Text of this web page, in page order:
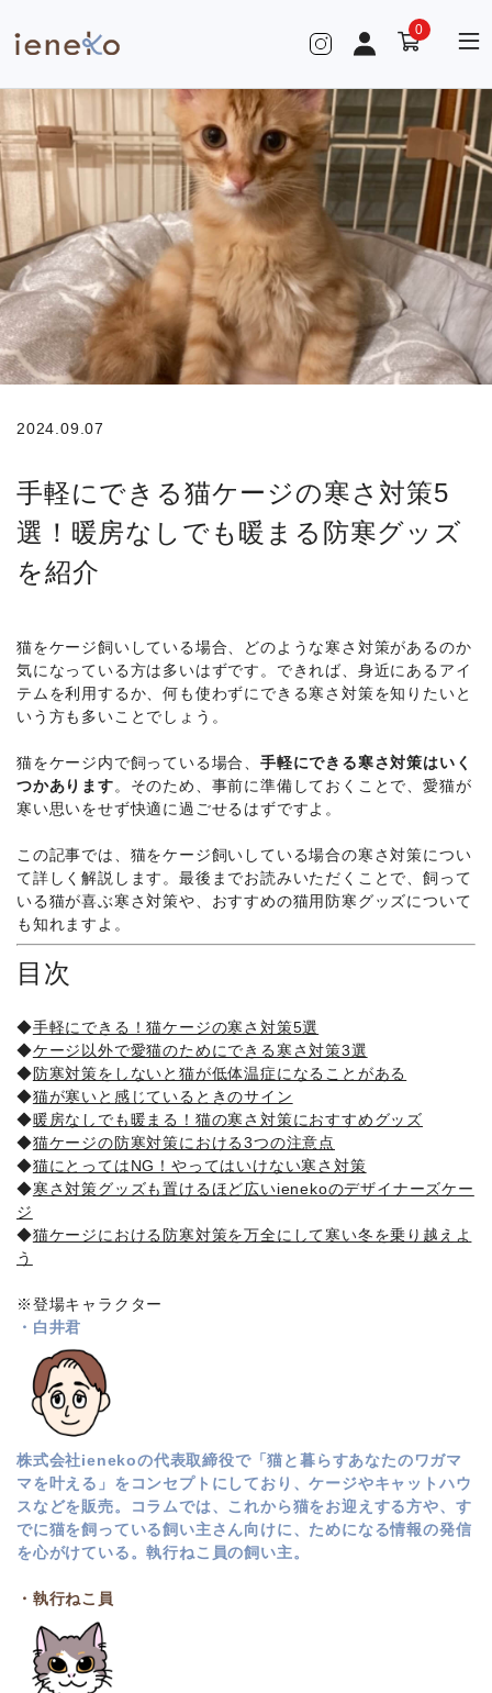
0
2024.09.07
手軽にできる猫ケージの寒さ対策5
選！暖房なしでも暖まる防寒グッズ
を紹介
猫をケージ飼いしている場合、どのような寒さ対策があるのか
気になっている方は多いはずです。できれば、身近にあるアイ
テムを利用するか、何も使わずにできる寒さ対策を知りたいと
いう方も多いことでしょう。
猫をケージ内で飼っている場合、 手軽にできる寒さ対策はいく
つかあります。そのため、事前に準備しておくことで、愛猫が
寒い思いをせず快適に過ごせるはずですよ。
この記事では、猫をケージ飼いしている場合の寒さ対策につい
て詳しく解説します。最後までお読みいただくことで、飼って
いる猫が喜ぶ寒さ対策や、おすすめの猫用防寒グッズについて
も知れますよ。
目次
◆手軽にできる！猫ケージの寒さ対策5選
◆ケージ以外で愛猫のためにできる寒さ対策3選
◆防寒対策をしないと猫が低体温症になることがある
◆猫が寒いと感じているときのサイン
◆暖房なしでも暖まる！猫の寒さ対策におすすめグッズ
◆猫ケージの防寒対策における3つの注意点
◆猫にとってはNG！やってはいけない寒さ対策
◆寒さ対策グッズも置けるほど広いienekoのデザイナーズケー
ジ
◆猫ケージにおける防寒対策を万全にして寒い冬を乗り越えよ
う
※登場キャラクター
・白井君
株式会社ienekoの代表取締役で「猫と暮らすあなたのワガマ
マを叶える」をコンセプトにしており、ケージやキャットハウ
スなどを販売。コラムでは、これから猫をお迎えする方や、す
でに猫を飼っている飼い主さん向けに、ためになる情報の発信
を心がけている。執行ねこ員の飼い主。
・執行ねこ員